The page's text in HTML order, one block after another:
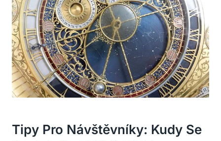
Tipy Pro Návštěvníky: Kudy Se